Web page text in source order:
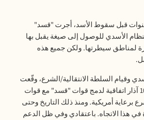
قبل سقوط الأسد، أجرت "قسد"
الأسدي للوصول إلى صيغة يقبل بها
لمناطق سيطرتها. ولكن جميع هذه
.
وقيام السلطة الانتقالية/الشرع، وقّعت
"قسد" مع الشرع في 10 آذار اتفاقية لدمج قوات "قسد" مع قوات
برعاية أمريكية. ومنذ ذلك التاريخ وحتى
في هذا الاتجاه. باعتقادي وفي ظل الدعم